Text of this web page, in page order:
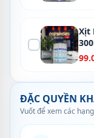
Xịt
ĐẶC QUYỀN
Vuốt để xem các